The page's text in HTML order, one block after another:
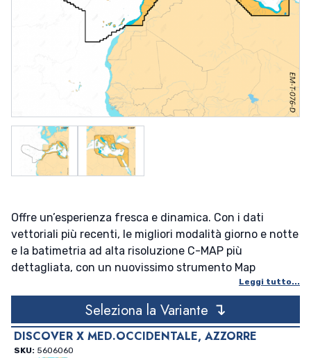
Offre un’esperienza fresca e dinamica. Con i dati
vettoriali più recenti, le migliori modalità giorno e notte
e la batimetria ad alta risoluzione C-MAP più
dettagliata, con un nuovissimo strumento Map
Inspector. Offre anche una perfetta integrazione con
l’app Simrad® Companion. Le ricche funzionalità
includono l’ombreggiatura della profondità
personalizzata, le maree e le correnti, e Autorouting
senza abbonamento. Modello: DISCOVER X EM-T-076-
Leggi tutto...
Seleziona la Variante ↴
DISCOVER X MED.OCCIDENTALE, AZZORRE
SKU: 5606060